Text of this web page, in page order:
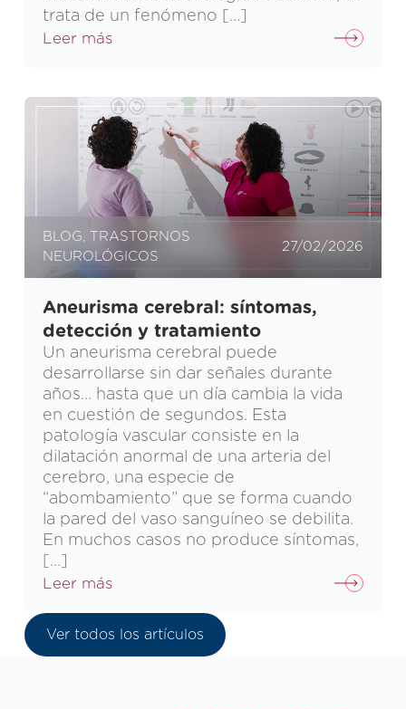
trata de un fenómeno […]
Leer más
BLOG
TRASTORNOS
NEUROLÓGICOS
27/02/2026
Aneurisma cerebral: síntomas,
detección y tratamiento
Un aneurisma cerebral puede
desarrollarse sin dar señales durante
años… hasta que un día cambia la vida
en cuestión de segundos. Esta
patología vascular consiste en la
dilatación anormal de una arteria del
cerebro, una especie de
“abombamiento” que se forma cuando
la pared del vaso sanguíneo se debilita.
En muchos casos no produce síntomas,
[…]
Leer más
Ver todos los artículos